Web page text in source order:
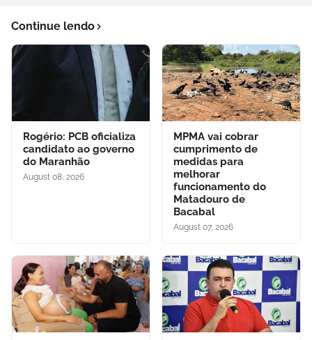
Continue lendo
Rogério: PCB oficializa
candidato ao governo
do Maranhão
August 08, 2026
MPMA vai cobrar
cumprimento de
medidas para
melhorar
funcionamento do
Matadouro de
Bacabal
August 07, 2026